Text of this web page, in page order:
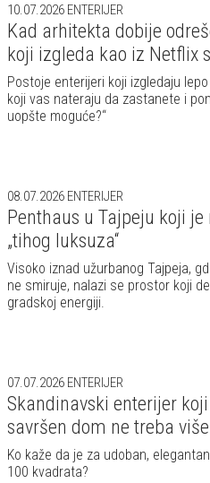
10.07.2026 ENTERIJER
Kad arhitekta dobije
koji izgleda kao iz Netflix
Postoje enterijeri koji izgledaju
koji vas nateraju da zastanete i
uopšte moguće?“
08.07.2026 ENTERIJER
Penthaus u Tajpeju koji
„tihog luksuza“
Visoko iznad užurbanog Tajpeja,
ne smiruje, nalazi se prostor koji
gradskoj energiji.
07.07.2026 ENTERIJER
Skandinavski enterijer
savršen dom ne treba
Ko kaže da je za udoban,
100 kvadrata?